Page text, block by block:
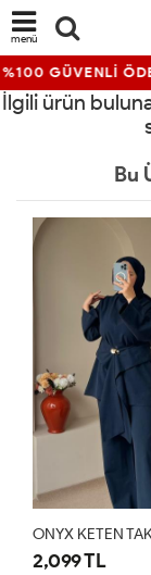
menü
%100 GÜVENLİ
İlgili ürün
Bu
ONYX KETEN
2,099 TL